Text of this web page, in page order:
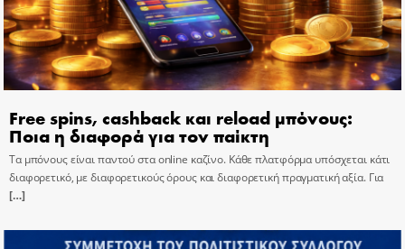
Free spins, cashback και reload μπόνους:
Ποια η διαφορά για τον παίκτη
Τα μπόνους είναι παντού στα online καζίνο. Κάθε πλατφόρμα υπόσχεται κάτι
διαφορετικό, με διαφορετικούς όρους και διαφορετική πραγματική αξία. Για
[…]